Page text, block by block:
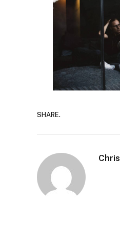
SHARE.
Chris